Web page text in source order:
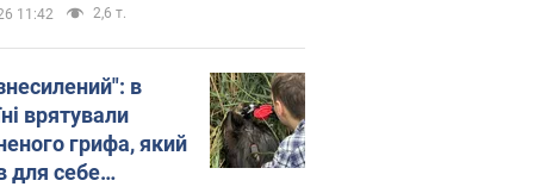
11:42 2,6 т.
в
врятували
грифа, який
для себе